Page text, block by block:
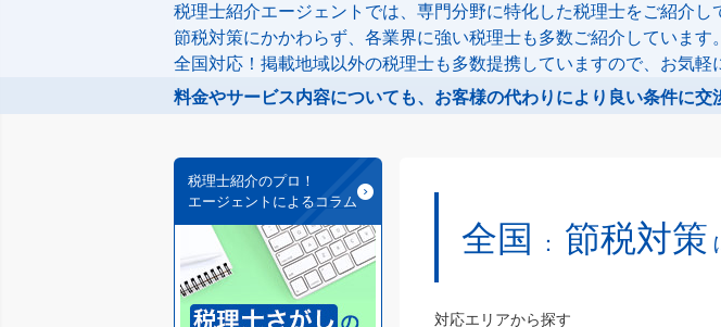
税理士紹介エージェントでは、専門分野に特化した税理士をご紹介し
節税対策にかかわらず、各業界に強い税理士も多数ご紹介しています。
全国対応！掲載地域以外の税理士も多数提携していますので、お気軽
料金やサービス内容についても、お客様の代わりにより良い条件に交
税理士紹介のプロ！
エージェントによるコラム
全国 ： 節税対策
対応エリアから探す